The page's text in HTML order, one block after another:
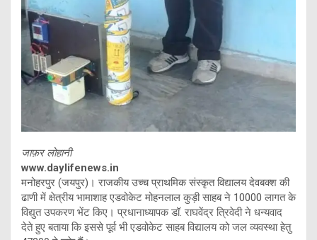
जाफ़र लोहानी
www.daylifenews.in
मनोहरपुर (जयपुर)। राजकीय उच्च प्राथमिक संस्कृत विद्यालय देवबक्श की
ढाणी में क्षेत्रीय भामाशाह एडवोकेट मोहनलाल कुड़ी साहब ने 10000 लागत के
विद्युत उपकरण भेंट किए। प्रधानाध्यापक डॉ. राघवेंद्र त्रिवेदी ने धन्यवाद
देते हुए बताया कि इससे पूर्व भी एडवोकेट साहब विद्यालय को जल व्यवस्था हेतु